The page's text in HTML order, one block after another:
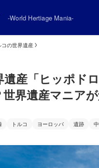
-World Hertiage Mania-
コの世界遺産
遺産「ヒッポド
界遺産マニア
トルコ ヨーロッパ 遺跡